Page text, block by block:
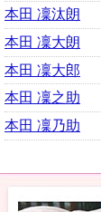
本田 凜汰朗
本田 凜大朗
本田 凜大郎
本田 凜之助
本田 凜乃助